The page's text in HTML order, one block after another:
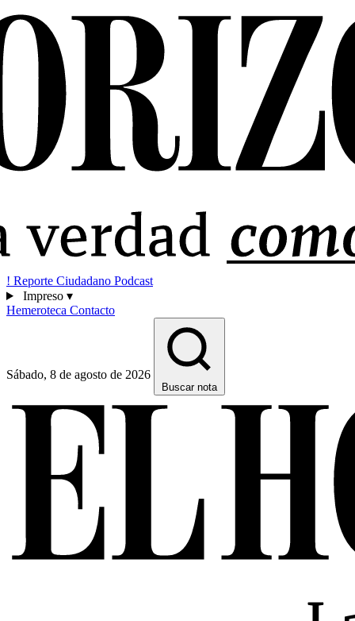
! Reporte Ciudadano Podcast
Impreso ▾
Hemeroteca Contacto
Sábado, 8 de agosto de 2026
Buscar nota